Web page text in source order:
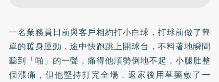
一名業務員日前與客戶相約打小白球，打球前做了簡
單的暖身運動，途中快跑跳上開球台，不料著地瞬間
聽到「啪」的一聲，痛得他順勢倒地不起，小腿肚整
個漲痛，但他堅持打完全場，返家後用草藥敷了一